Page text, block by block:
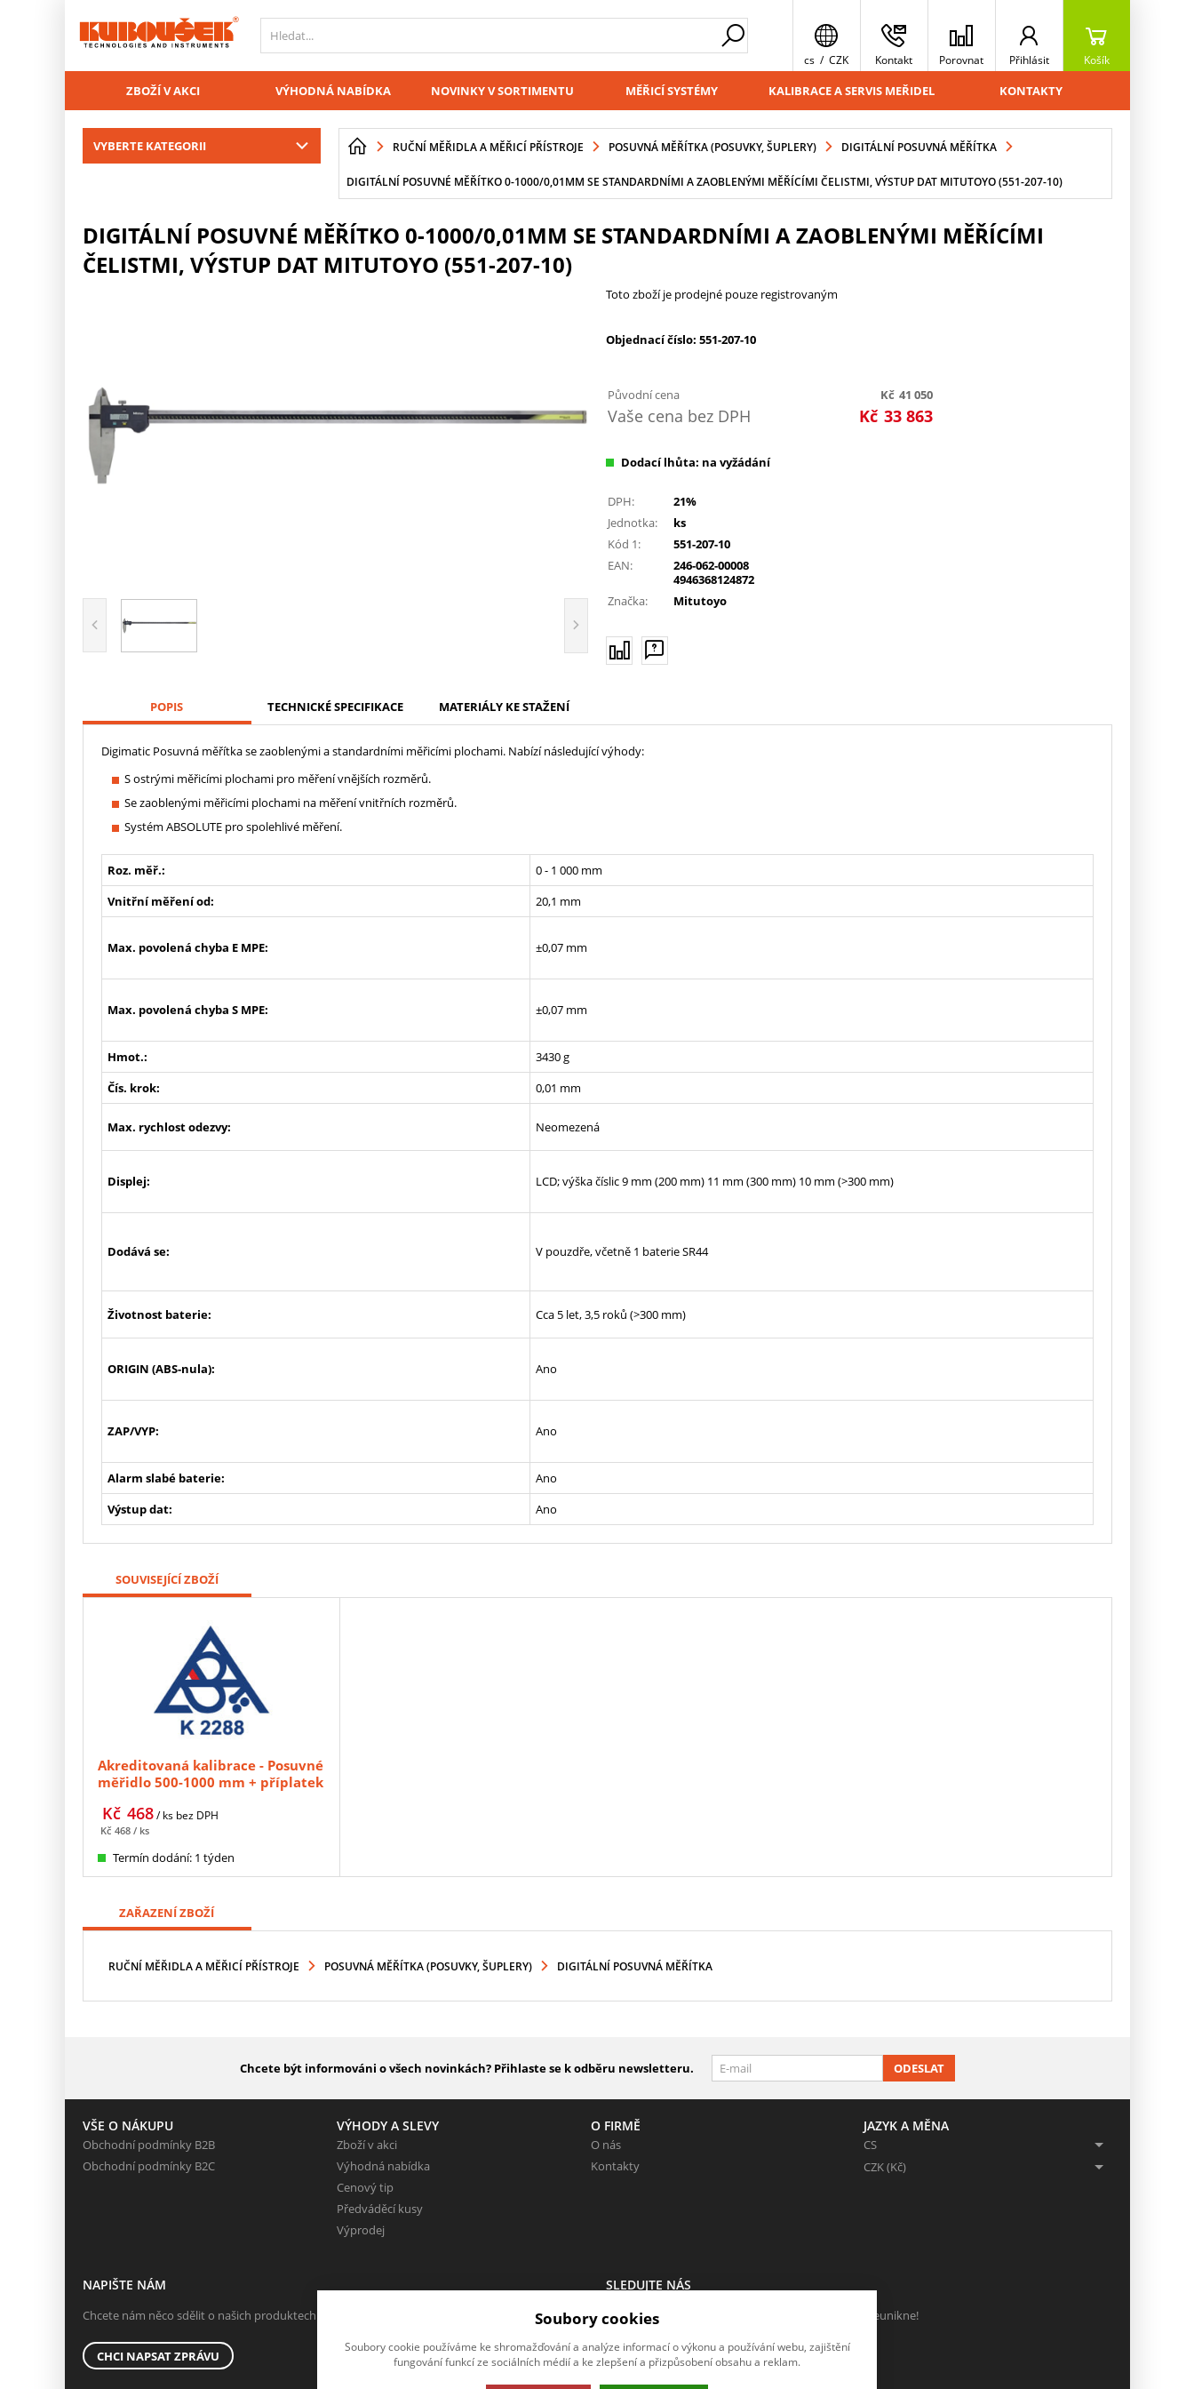
cs / CZK Kontakt Porovnat Přihlásit Košík
ZBOŽÍ V AKCI VÝHODNÁ NABÍDKA NOVINKY V SORTIMENTU MĚŘICÍ SYSTÉMY KALIBRACE A SERVIS MEŘIDEL KONTAKTY
VYBERTE KATEGORII RUČNÍ MĚŘIDLA A MĚŘICÍ PŘÍSTROJE POSUVNÁ MĚŘÍTKA (POSUVKY, ŠUPLERY) DIGITÁLNÍ POSUVNÁ MĚŘÍTKA
DIGITÁLNÍ POSUVNÉ MĚŘÍTKO 0-1000/0,01MM SE STANDARDNÍMI A ZAOBLENÝMI MĚŘÍCÍMI ČELISTMI, VÝSTUP DAT MITUTOYO (551-207-10)
DIGITÁLNÍ POSUVNÉ MĚŘÍTKO 0-1000/0,01MM SE STANDARDNÍMI A ZAOBLENÝMI MĚŘÍCÍMI
ČELISTMI, VÝSTUP DAT MITUTOYO (551-207-10)
Toto zboží je prodejné pouze registrovaným
Objednací číslo: 551-207-10
Původní cena 41 050
Kč
Vaše cena bez DPH 33 863
Kč
Dodací lhůta: na vyžádání
DPH:
21%
Jednotka:
ks
Kód 1:
551-207-10
EAN:
246-062-00008
4946368124872
Značka:
Mitutoyo
POPIS TECHNICKÉ SPECIFIKACE MATERIÁLY KE STAŽENÍ
Digimatic Posuvná měřítka se zaoblenými a standardními měřicími plochami. Nabízí následující výhody:
S ostrými měřicími plochami pro měření vnějších rozměrů.
Se zaoblenými měřicími plochami na měření vnitřních rozměrů.
Systém ABSOLUTE pro spolehlivé měření.
Roz. měř.:
0 - 1 000 mm
Vnitřní měření od:
20,1 mm
Max. povolená chyba E MPE: ±0,07 mm
Max. povolená chyba S MPE: ±0,07 mm
Hmot.:
3430 g
Čís. krok:
0,01 mm
Max. rychlost odezvy: Neomezená
Displej: LCD; výška číslic 9 mm (200 mm) 11 mm (300 mm) 10 mm (>300 mm)
Dodává se: V pouzdře, včetně 1 baterie SR44
Životnost baterie: Cca 5 let, 3,5 roků (>300 mm)
ORIGIN (ABS-nula): Ano
ZAP/VYP: Ano
Alarm slabé baterie:
Ano
Výstup dat:
Ano
SOUVISEJÍCÍ ZBOŽÍ
Akreditovaná kalibrace - Posuvné
měřidlo 500-1000 mm + příplatek
468
Kč / ks bez DPH
468
Kč / ks
Termín dodání: 1 týden
ZAŘAZENÍ ZBOŽÍ
RUČNÍ MĚŘIDLA A MĚŘICÍ PŘÍSTROJE POSUVNÁ MĚŘÍTKA (POSUVKY, ŠUPLERY) DIGITÁLNÍ POSUVNÁ MĚŘÍTKA
Chcete být informováni o všech novinkách? Přihlaste se k odběru newsletteru. ODESLAT
VŠE O NÁKUPU
Obchodní podmínky B2B
Obchodní podmínky B2C
VÝHODY A SLEVY
Zboží v akci
Výhodná nabídka
Cenový tip
Předváděcí kusy
Výprodej
O FIRMĚ
O nás
Kontakty
JAZYK A MĚNA
CS
CZK (Kč)
NAPIŠTE NÁM
Chcete nám něco sdělit o našich produktech nebo e-shopu? Neváhejte napsat.
CHCI NAPSAT ZPRÁVU
SLEDUJTE NÁS
Sledujte nás na všech sociálních sítích, ať Vám nic neunikne!
Soubory cookies
Soubory cookie používáme ke shromažďování a analýze informací o výkonu a používání webu, zajištění
fungování funkcí ze sociálních médií a ke zlepšení a přizpůsobení obsahu a reklam.